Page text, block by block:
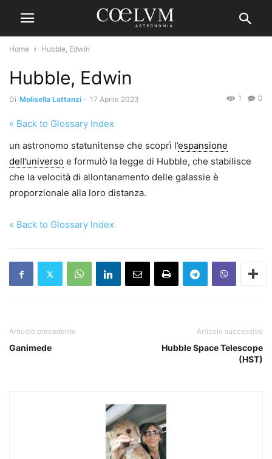
Home Hubble, Edwin
Hubble, Edwin
Di Molisella Lattanzi - 17 Aprile 2023 0
1
« Back to Glossary Index
un astronomo statunitense che scoprì l’espansione
dell’universo e formulò la legge di Hubble, che stabilisce
che la velocità di allontanamento delle galassie è
proporzionale alla loro distanza.
« Back to Glossary Index
Articolo precedente
Ganimede
Articolo successivo
Hubble Space Telescope
(HST)